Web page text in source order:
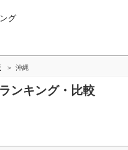
グ
沖縄
ンキング・比較